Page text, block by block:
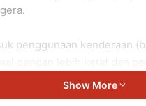
penggunaan kenderaan
dalam pejabat.Show More